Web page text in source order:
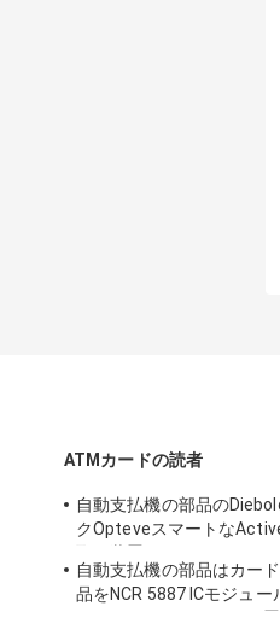
ATMカードの読者
自動支払機の部品の
クOpteveスマートな
自動支払機の部品はカー
品をNCR 5887 ICモジュ